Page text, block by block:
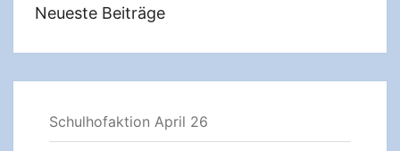
Neueste Beiträge
Schulhofaktion April 26